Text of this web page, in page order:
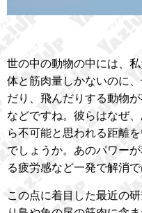
世の中の動物の中には、
体と筋肉量しかないのに
だり、飛んだりする動物
などですね。彼らはなぜ
ら不可能と思われる距離
でしょうか。あのパワー
る疲労感など一発で解消で
この点に着目した最近の